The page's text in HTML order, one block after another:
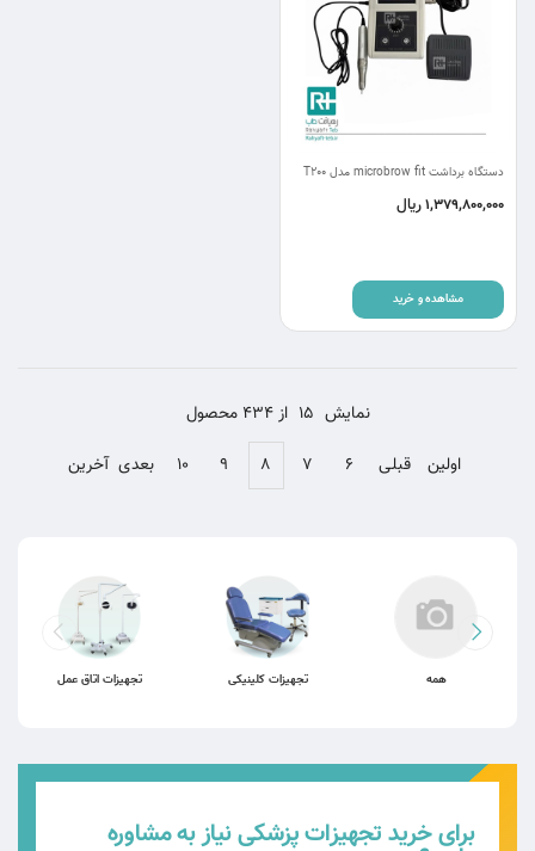
دستگاه برداشت microbrow fit مدل T200
1,379,800,000ریال
مشاهده و خرید
نمایش 15 از 434 محصول
اولین
قبلی ۶ ۷ ۸ ۹ ۱۰ بعدی آخرین
همه تجهیزات کلینیکی تجهیزات اتاق عمل
برای خرید تجهیزات پزشکی نیاز به مشاوره